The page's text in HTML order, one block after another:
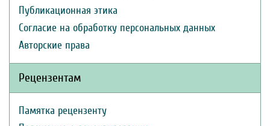
Публикационная этика
Согласие на обработку персональных данных
Авторские права
Рецензентам
Памятка рецензенту